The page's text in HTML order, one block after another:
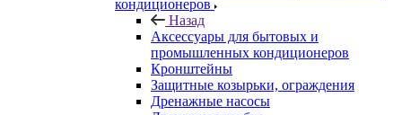
кондиционеров
Назад
Аксессуары для бытовых и
промышленных кондиционеров
Кронштейны
Защитные козырьки, ограждения
Дренажные насосы